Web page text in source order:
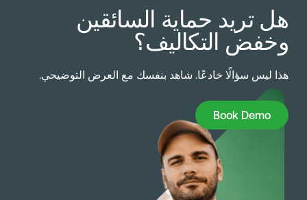
تريد حماية السائقين
التكاليف؟
ليس سؤالًا خادعًا. شاهد بنفسك مع العرض التوضيحي.
Book Demo
Book